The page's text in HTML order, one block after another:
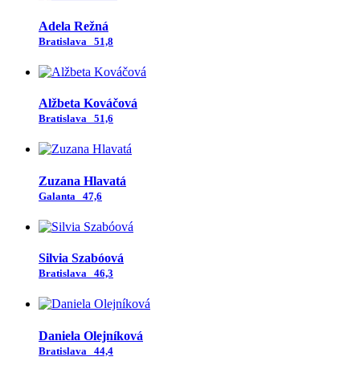
Adela Režná
Bratislava 51,8
Alžbeta Kováčová
Bratislava 51,6
Zuzana Hlavatá
Galanta 47,6
Silvia Szabóová
Bratislava 46,3
Daniela Olejníková
Bratislava 44,4